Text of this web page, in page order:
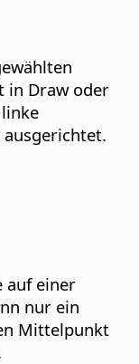
in Draw oder
auf einer
nur ein
Mittelpunkt